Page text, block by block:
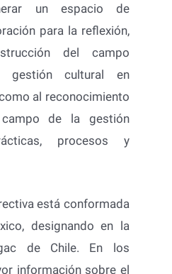
un espacio de
para la reflexión,
del campo
gestión cultural en
al reconocimiento
de la gestión
procesos y
está conformada
designando en la
de Chile. En los
información sobre el